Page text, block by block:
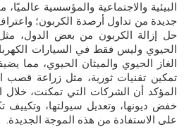
البيئية والاجتماعية والمؤسسية
جديدة من تداول أرصدة الكربون؛
حل إزالة الكربون من بعض الدول،
الحيوي وليس فقط في السيارات
الغاز الحيوي والميثان الحيوي، مما
تمكين تقنيات ثورية، مثل زراعة قصب
المؤكد أن الشركات التي تمكنت، خلال
خفض ديونها، وتعديل سيولتها، وتكييف
على الاستفادة من هذه الموجة الجديدة.